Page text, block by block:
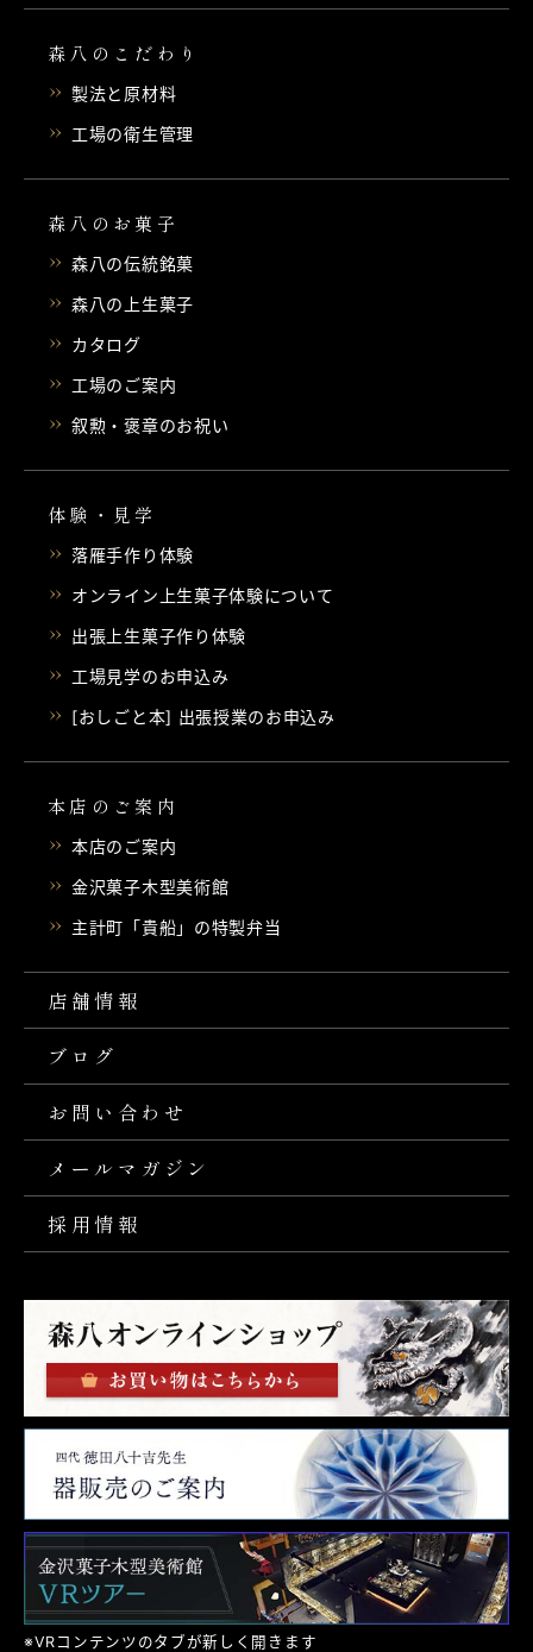
森八のこだわり
製法と原材料
工場の衛生管理
森八のお菓子
森八の伝統銘菓
森八の上生菓子
カタログ
工場のご案内
叙勲・褒章のお祝い
体験・見学
落雁手作り体験
オンライン上生菓子体験について
出張上生菓子作り体験
工場見学のお申込み
[おしごと本] 出張授業のお申込み
本店のご案内
本店のご案内
金沢菓子木型美術館
主計町「貴船」の特製弁当
店舗情報
ブログ
お問い合わせ
メールマガジン
採用情報
※VRコンテンツのタブが新しく開きます